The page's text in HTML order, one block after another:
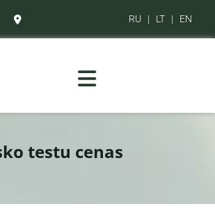
 RU | LT| EN
testu cenas